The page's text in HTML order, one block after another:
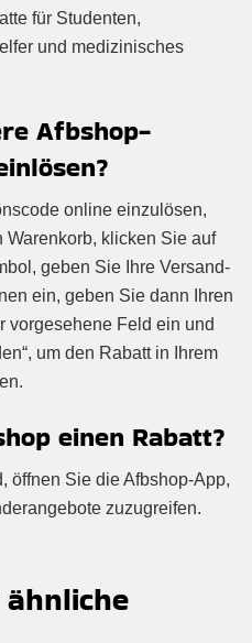
für Studenten,
und medizinisches
Afbshop-
online einzulösen,
Warenkorb, klicken Sie auf
geben Sie Ihre Versand-
ein, geben Sie dann Ihren
vorgesehene Feld ein und
um den Rabatt in Ihrem
einen Rabatt?
öffnen Sie die Afbshop-App,
zuzugreifen.